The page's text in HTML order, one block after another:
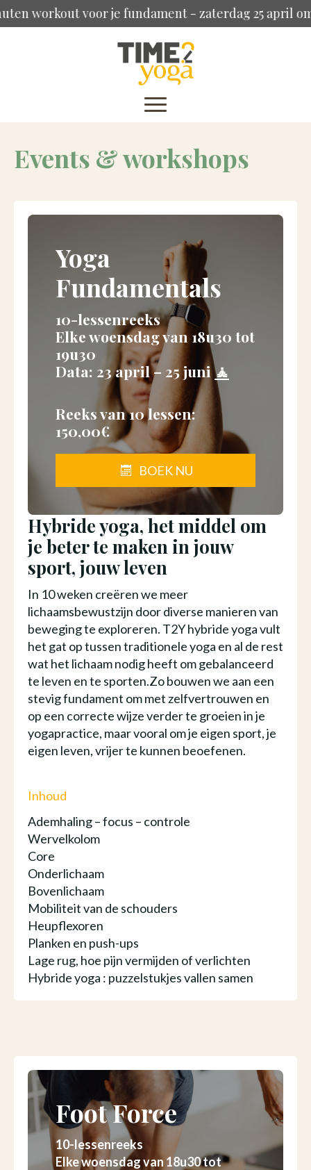
workout voor je fundament - zaterdag 25 april om
Events & workshops
Yoga
Fundamentals
10-lessenreeks
Elke woensdag van 18u30 tot
19u30
Data: 23 april – 25 juni🧘
Reeks van 10 lessen:
150,00€
BOEK NU
Hybride yoga, het middel om
je beter te maken in jouw
sport, jouw leven
In 10 weken creëren we meer
lichaamsbewustzijn door diverse manieren van
beweging te exploreren. T2Y hybride yoga vult
het gat op tussen traditionele yoga en al de rest
wat het lichaam nodig heeft om gebalanceerd
te leven en te sporten.Zo bouwen we aan een
stevig fundament om met zelfvertrouwen en
op een correcte wijze verder te groeien in je
yogapractice, maar vooral om je eigen sport, je
eigen leven, vrijer te kunnen beoefenen.
Inhoud
Ademhaling – focus – controle
Wervelkolom
Core
Onderlichaam
Bovenlichaam
Mobiliteit van de schouders
Heupflexoren
Planken en push-ups
Lage rug, hoe pijn vermijden of verlichten
Hybride yoga : puzzelstukjes vallen samen
Foot Force
10-lessenreeks
Elke woensdag van 18u30 tot